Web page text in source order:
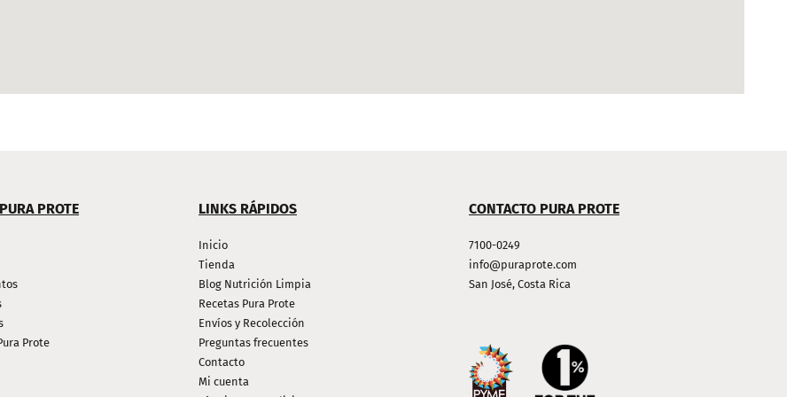
PROTE
Prote
LINKS RÁPIDOS
Inicio
Tienda
Blog Nutrición Limpia
Recetas Pura Prote
Envíos y Recolección
Preguntas frecuentes
Contacto
Mi cuenta
CONTACTO PURA PROTE
7100-0249
info@puraprote.com
San José, Costa Rica